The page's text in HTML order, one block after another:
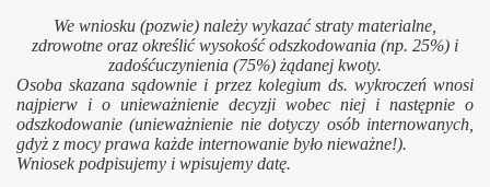
We wniosku (pozwie) należy wykazać straty materialne,
zdrowotne oraz określić wysokość odszkodowania (np. 25%) i
zadośćuczynienia (75%) żądanej kwoty.
Osoba skazana sądownie i przez kolegium ds. wykroczeń wnosi
najpierw i o unieważnienie decyzji wobec niej i następnie o
odszkodowanie (unieważnienie nie dotyczy osób internowanych,
gdyż z mocy prawa każde internowanie było nieważne!).
Wniosek podpisujemy i wpisujemy datę.